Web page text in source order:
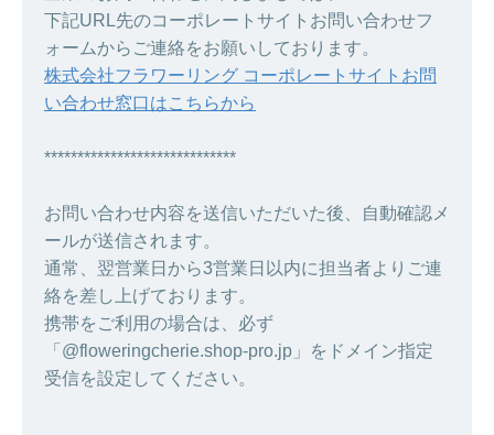
下記URL先のコーポレートサイトお問い合わせフ
ォームからご連絡をお願いしております。
株式会社フラワーリング コーポレートサイトお問
い合わせ窓口はこちらから
*****************************
お問い合わせ内容を送信いただいた後、自動確認メ
ールが送信されます。
通常、翌営業日から3営業日以内に担当者よりご連
絡を差し上げております。
携帯をご利用の場合は、必ず
「@floweringcherie.shop-pro.jp」をドメイン指定
受信を設定してください。